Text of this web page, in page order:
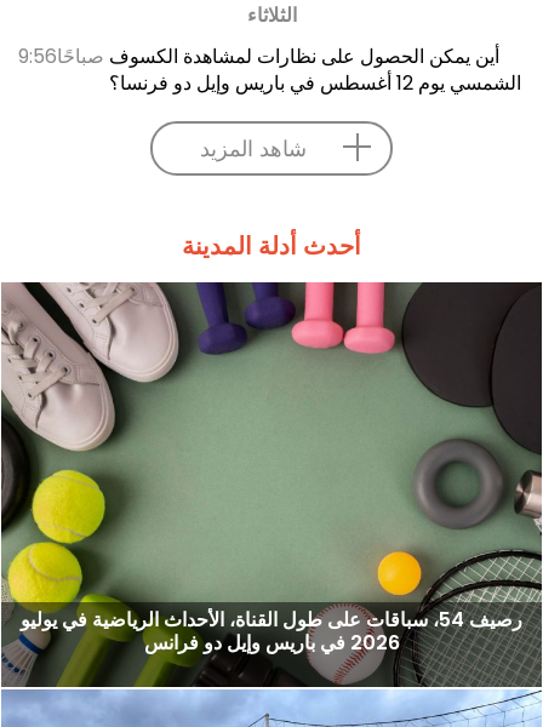
الثلاثاء
9:56صباحًا أين يمكن الحصول على نظارات لمشاهدة الكسوف
الشمسي يوم 12 أغسطس في باريس وإيل دو فرنسا؟
شاهد المزيد
أحدث أدلة المدينة
رصيف 54، سباقات على طول القناة، الأحداث الرياضية في يوليو
2026 في باريس وإيل دو فرانس